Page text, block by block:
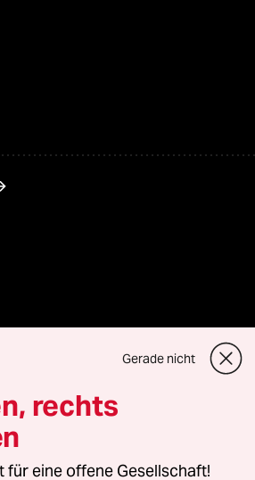
Vertriebs GmbH
rechtlichen Fragen oder für Genehmigungen
Gerade nicht
rechts
eine offene Gesellschaft!